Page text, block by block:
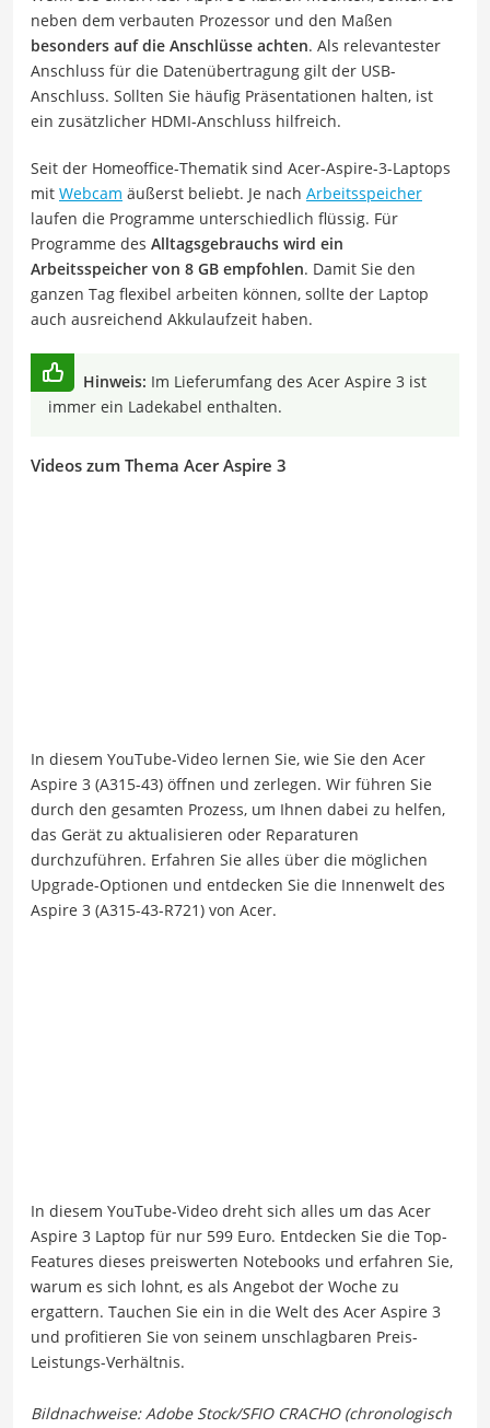
neben dem verbauten Prozessor und den Maßen
besonders auf die Anschlüsse achten. Als relevantester
Anschluss für die Datenübertragung gilt der USB-
Anschluss. Sollten Sie häufig Präsentationen halten, ist
ein zusätzlicher HDMI-Anschluss hilfreich.
Seit der Homeoffice-Thematik sind Acer-Aspire-3-Laptops
mit Webcam äußerst beliebt. Je nach Arbeitsspeicher
laufen die Programme unterschiedlich flüssig. Für
Programme des Alltagsgebrauchs wird ein
Arbeitsspeicher von 8 GB empfohlen. Damit Sie den
ganzen Tag flexibel arbeiten können, sollte der Laptop
auch ausreichend Akkulaufzeit haben.
Hinweis: Im Lieferumfang des Acer Aspire 3 ist
immer ein Ladekabel enthalten.
Videos zum Thema Acer Aspire 3
In diesem YouTube-Video lernen Sie, wie Sie den Acer
Aspire 3 (A315-43) öffnen und zerlegen. Wir führen Sie
durch den gesamten Prozess, um Ihnen dabei zu helfen,
das Gerät zu aktualisieren oder Reparaturen
durchzuführen. Erfahren Sie alles über die möglichen
Upgrade-Optionen und entdecken Sie die Innenwelt des
Aspire 3 (A315-43-R721) von Acer.
In diesem YouTube-Video dreht sich alles um das Acer
Aspire 3 Laptop für nur 599 Euro. Entdecken Sie die Top-
Features dieses preiswerten Notebooks und erfahren Sie,
warum es sich lohnt, es als Angebot der Woche zu
ergattern. Tauchen Sie ein in die Welt des Acer Aspire 3
und profitieren Sie von seinem unschlagbaren Preis-
Leistungs-Verhältnis.